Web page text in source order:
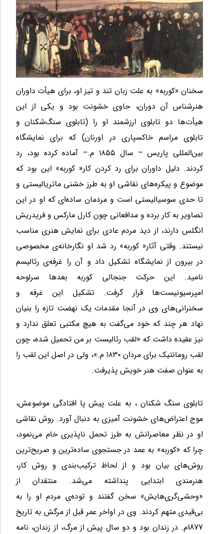
سخنان «کوربه» به علت زبان تند و تیز او، برای هیأت داوران
هنرشناس آن دوران، حاوی خشونت بود و یکی از این
هیأت‌ها دو تابلوی ارزشمند او را (تابلوی سنگ‌شکنان و
تابلوی مراسم خاکسپاری در اورنان) که برای نمایشگاه
بین‌المللی پاریس – سال ۱۸۵۵ م.– آماده کرده بود، رد
کردند. دلیل داوران برای رد کردن کار« کوربه» این بود که
موضوع و پیکره‌های نقاشی او به طرز خشنی ماتریالیستی و
تا حدی سوسیالیستی است و مردمان ساده‌ای که او در این
تصاویر به کار برده و مدافعانی چون کارل مارکس و فریدریش
انگلس دارند، از دید مردم عادی برای نمایش هنری مناسب
نیستند. وقتی آثار« کوربه» رد شد او نگارخانه‌ی مخصوصی
در بیرون از نمایشگاه تشکیل داد و آن را غرفه‌ی رئالیسم
نامید. این حرکت جنجالی کوربه بعدها سرلوحه
امپرسیونیست‌ها قرار گرفت. تشکیل این غرفه و
سخنرانی‌های وی در آنجا مقدمات یک نهضت تازه را بنیان
نهاد هر چند که خود می‌گفت به هیچ مکتبی تعلق ندارد و
نیز عقیده داشت که «لقب رئالیست بر من تحمیل شده، چون
لقب رومانتیک برای مردان ۱۸۳۰ م.»، ولی در اصل این لقب را
به عنوان صفت هنر خویش پذیرفت.
تابلوی سنگ شکنان ، به علت پیش پا افتادگی موضوعش،
موج اعتراض‌های خشونت آمیزی به دنبال آورد. روش نقاشی
او در نظر معاصرانش به طرز تحمل ناپذیری خام می‌نمود،
چرا که «کوربه» به عمد در جستجوی ساده‌ترین و صریح‌ترین
روش‌های بیان بود و از لحاظ ترکیب‌بندی و روش کار،
هنرمندی ابتدایی پنداشته می‌شد. منتقدان از
«وحشی‌گری‌هایش» سخن گفتند و توده‌ی مردم او را به
بی‌قیدی متهم کردند. وی در اواخر عمر قبل از مرگش به تاریخ
1877م. در زندان بود و دو سال پیش از مرگ، از زندان، نامه